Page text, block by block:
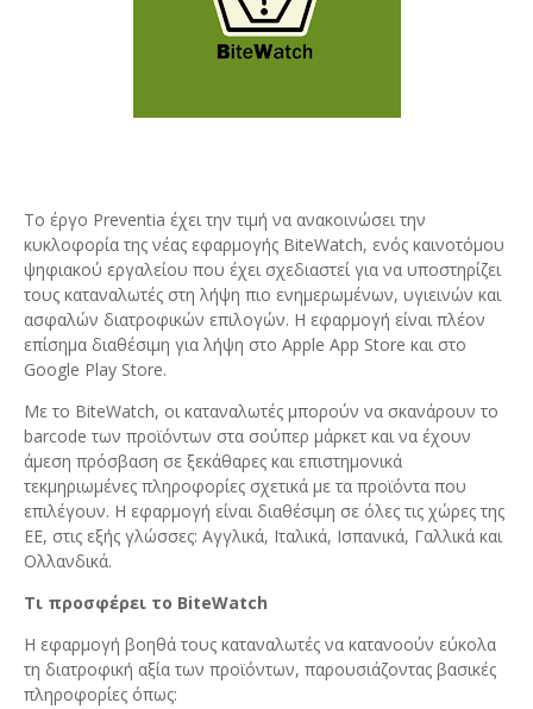
Το έργο Preventia έχει την τιμή να ανακοινώσει την
κυκλοφορία της νέας εφαρμογής BiteWatch, ενός καινοτόμου
ψηφιακού εργαλείου που έχει σχεδιαστεί για να υποστηρίζει
τους καταναλωτές στη λήψη πιο ενημερωμένων, υγιεινών και
ασφαλών διατροφικών επιλογών. Η εφαρμογή είναι πλέον
επίσημα διαθέσιμη για λήψη στο Apple App Store και στο
Google Play Store.
Με το BiteWatch, οι καταναλωτές μπορούν να σκανάρουν το
barcode των προϊόντων στα σούπερ μάρκετ και να έχουν
άμεση πρόσβαση σε ξεκάθαρες και επιστημονικά
τεκμηριωμένες πληροφορίες σχετικά με τα προϊόντα που
επιλέγουν. Η εφαρμογή είναι διαθέσιμη σε όλες τις χώρες της
ΕΕ, στις εξής γλώσσες: Αγγλικά, Ιταλικά, Ισπανικά, Γαλλικά και
Ολλανδικά.
Τι προσφέρει το BiteWatch
Η εφαρμογή βοηθά τους καταναλωτές να κατανοούν εύκολα
τη διατροφική αξία των προϊόντων, παρουσιάζοντας βασικές
πληροφορίες όπως: